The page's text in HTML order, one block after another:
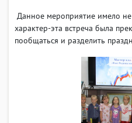
Данное мероприятие имело
характер-эта встреча была
пообщаться и разделить